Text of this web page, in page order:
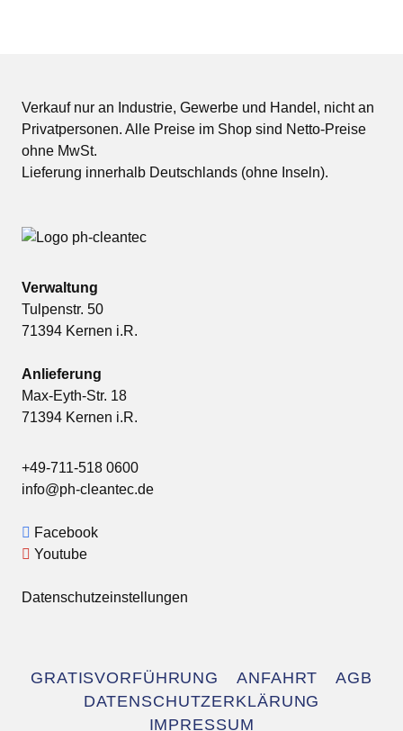
Verkauf nur an Industrie, Gewerbe und Handel, nicht an
Privatpersonen. Alle Preise im Shop sind Netto-Preise
ohne MwSt.
Lieferung innerhalb Deutschlands (ohne Inseln).
Verwaltung
Tulpenstr. 50
71394 Kernen i.R.
Anlieferung
Max-Eyth-Str. 18
71394 Kernen i.R.
+49-711-518 0600
info@ph-cleantec.de
Facebook
Youtube
Datenschutzeinstellungen
überspringen
GRATISVORFÜHRUNG ANFAHRT
AGB
DATENSCHUTZERKLÄRUNG
IMPRESSUM